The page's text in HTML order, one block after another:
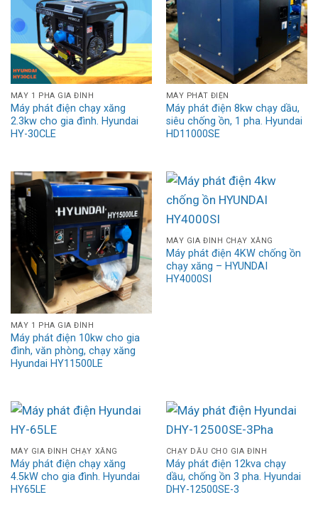
MÁY 1 PHA GIA ĐÌNH
Máy phát điện chạy xăng
2.3kw cho gia đình. Hyundai
HY-30CLE
MÁY PHÁT ĐIỆN
Máy phát điện 8kw chạy dầu,
siêu chống ồn, 1 pha. Hyundai
HD11000SE
MÁY 1 PHA GIA ĐÌNH
Máy phát điện 10kw cho gia
đình, văn phòng, chạy xăng
Hyundai HY11500LE
MÁY GIA ĐÌNH CHẠY XĂNG
Máy phát điện 4KW chống ồn
chạy xăng – HYUNDAI
HY4000SI
MÁY GIA ĐÌNH CHẠY XĂNG
Máy phát điện chạy xăng
4.5kW cho gia đình. Hyundai
HY65LE
CHẠY DẦU CHO GIA ĐÌNH
Máy phát điện 12kva chạy
dầu, chống ồn 3 pha. Hyundai
DHY-12500SE-3